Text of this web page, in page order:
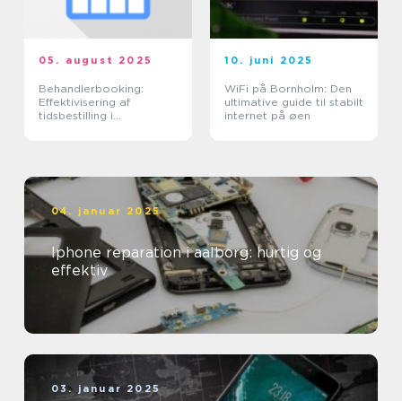
05. august 2025
Behandlerbooking:
Effektivisering af
tidsbestilling i
10. juni 2025
WiFi på Bornholm: Den
ultimative guide til stabilt
internet på øen
04. januar 2025
Iphone reparation i aalborg: hurtig og
effektiv
03. januar 2025